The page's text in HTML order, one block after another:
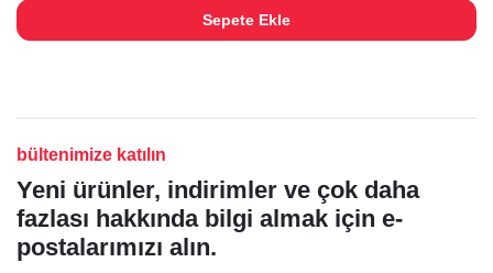
Sepete Ekle
bültenimize katılın
Yeni ürünler, indirimler ve çok daha
fazlası hakkında bilgi almak için e-
postalarımızı alın.